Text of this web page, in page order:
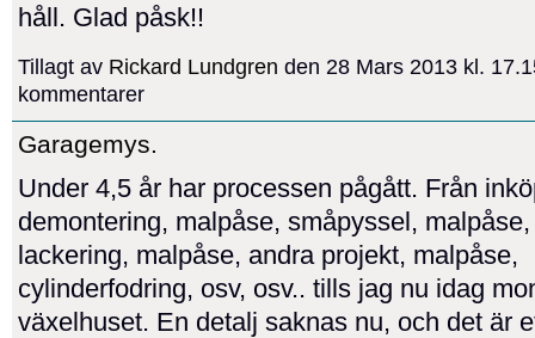
håll. Glad påsk!!
Tillagt av Rickard Lundgren den 28 Mars 2013 kl.
kommentarer
Garagemys.
Under 4,5 år har processen pågått. Från
demontering, malpåse, småpyssel, malpåse,
lackering, malpåse, andra projekt, malpåse,
cylinderfodring, osv, osv.. tills jag nu idag
växelhuset. En detalj saknas nu, och det är